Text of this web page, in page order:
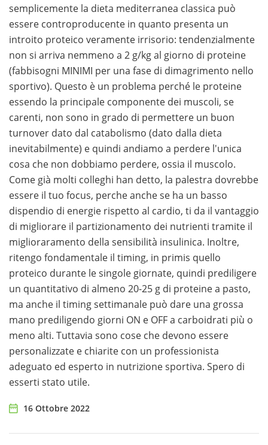
semplicemente la dieta mediterranea classica può
essere controproducente in quanto presenta un
introito proteico veramente irrisorio: tendenzialmente
non si arriva nemmeno a 2 g/kg al giorno di proteine
(fabbisogni MINIMI per una fase di dimagrimento nello
sportivo). Questo è un problema perché le proteine
essendo la principale componente dei muscoli, se
carenti, non sono in grado di permettere un buon
turnover dato dal catabolismo (dato dalla dieta
inevitabilmente) e quindi andiamo a perdere l'unica
cosa che non dobbiamo perdere, ossia il muscolo.
Come già molti colleghi han detto, la palestra dovrebbe
essere il tuo focus, perche anche se ha un basso
dispendio di energie rispetto al cardio, ti da il vantaggio
di migliorare il partizionamento dei nutrienti tramite il
miglioraramento della sensibilità insulinica. Inoltre,
ritengo fondamentale il timing, in primis quello
proteico durante le singole giornate, quindi prediligere
un quantitativo di almeno 20-25 g di proteine a pasto,
ma anche il timing settimanale può dare una grossa
mano prediligendo giorni ON e OFF a carboidrati più o
meno alti. Tuttavia sono cose che devono essere
personalizzate e chiarite con un professionista
adeguato ed esperto in nutrizione sportiva. Spero di
esserti stato utile.
16 Ottobre 2022